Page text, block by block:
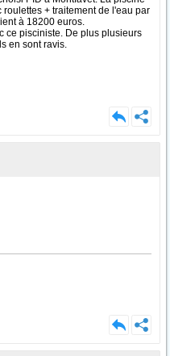
+ traitement de l'eau par
à 18200 euros.
ce pisciniste. De plus plusieurs
en sont ravis.